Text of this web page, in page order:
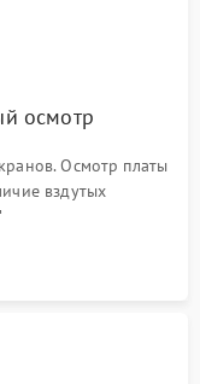
осмотр
Осмотр платы
вздутых
надежности
матрицы.